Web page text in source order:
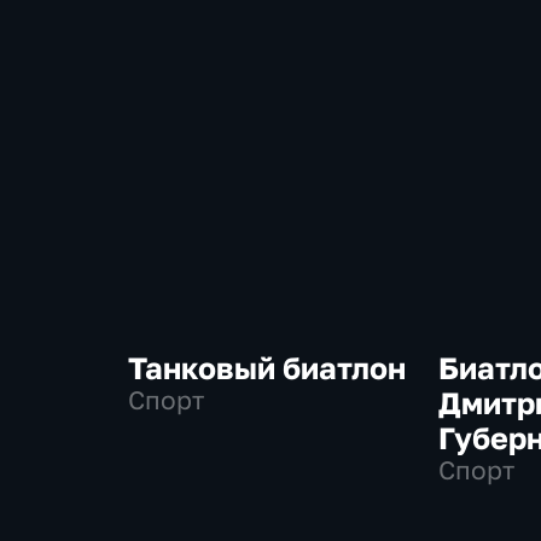
Танковый биатлон
Спорт
Спорт